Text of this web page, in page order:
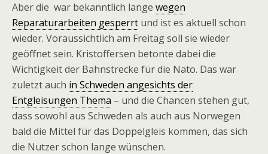
Aber die war bekanntlich lange wegen
Reparaturarbeiten gesperrt und ist es aktuell schon
wieder. Voraussichtlich am Freitag soll sie wieder
geöffnet sein. Kristoffersen betonte dabei die
Wichtigkeit der Bahnstrecke für die Nato. Das war
zuletzt auch in Schweden angesichts der
Entgleisungen Thema – und die Chancen stehen gut,
dass sowohl aus Schweden als auch aus Norwegen
bald die Mittel für das Doppelgleis kommen, das sich
die Nutzer schon lange wünschen.